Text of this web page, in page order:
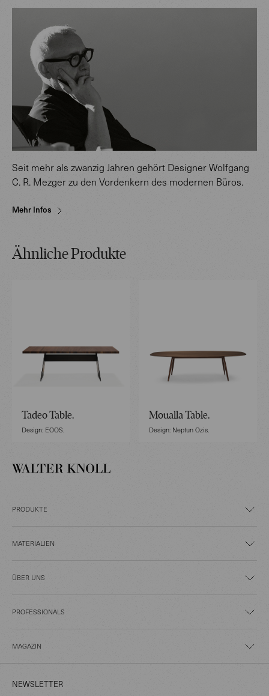
Seit mehr als zwanzig Jahren gehört Designer Wolfgang
C. R. Mezger zu den Vordenkern des modernen Büros.
Mehr Infos
Ähnliche Produkte
Tadeo Table.
Design: EOOS.
Moualla Table.
Design: Neptun Ozis.
PRODUKTE
MATERIALIEN
ÜBER UNS
PROFESSIONALS
MAGAZIN
NEWSLETTER